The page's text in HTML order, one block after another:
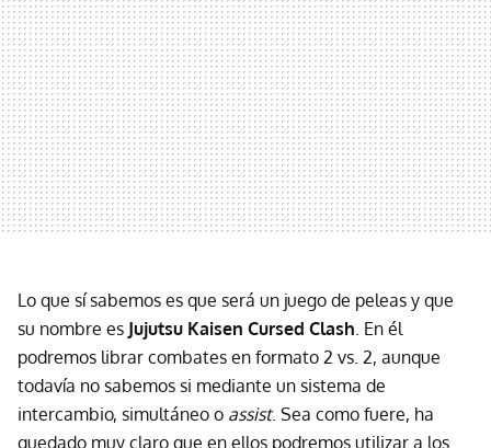
Lo que sí sabemos es que será un juego de peleas y que
su nombre es Jujutsu Kaisen Cursed Clash . En él
podremos librar combates en formato 2 vs. 2, aunque
todavía no sabemos si mediante un sistema de
intercambio, simultáneo o assist. Sea como fuere, ha
quedado muy claro que en ellos podremos utilizar a los